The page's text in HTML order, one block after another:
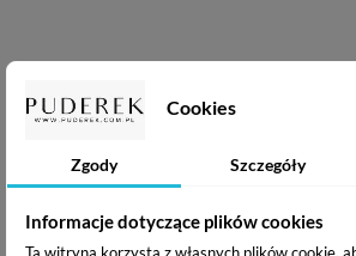
Cookies
Zgody Szczegóły
Informacje dotyczące plików cookies
Ta witryna korzysta z własnych plików cookie,